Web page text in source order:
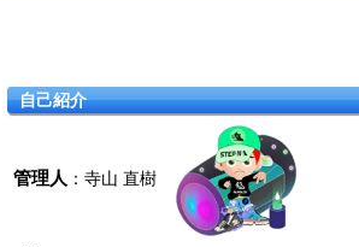
自己紹介
管理人 ：寺山 直樹